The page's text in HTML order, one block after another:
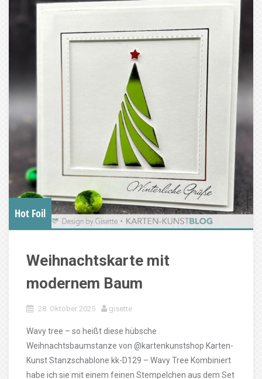
Hot Foil
Weihnachtskarte mit
modernem Baum
28. Oktober 2025 gisette
Wavy tree – so heißt diese hübsche
Weihnachtsbaumstanze von @kartenkunstshop Karten-
Kunst Stanzschablone kk-D129 – Wavy Tree Kombiniert
habe ich sie mit einem feinen Stempelchen aus dem Set